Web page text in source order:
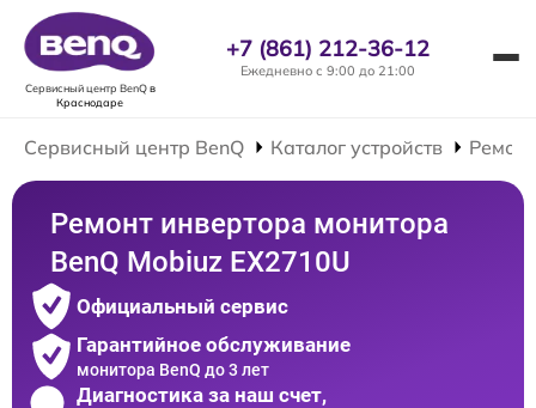
Сервисный центр BenQв
Краснодаре
+7 (861) 212-36-12
Ежедневно с 9:00 до 21:00
Сервисный центр BenQ Каталог устройств
Ремонт инвертора монитора
BenQ Mobiuz EX2710U
Официальный сервис
Гарантийное обслуживание
монитора BenQ до 3 лет
Диагностика за наш счет,